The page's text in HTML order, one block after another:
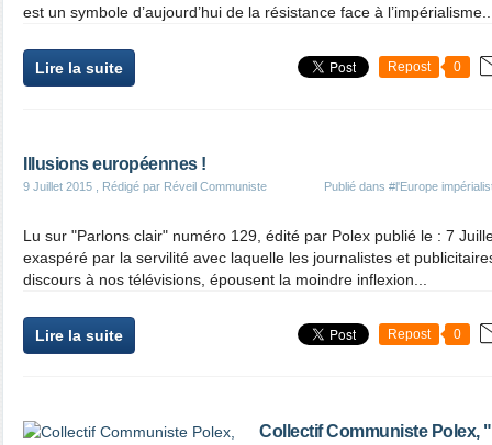
est un symbole d’aujourd’hui de la résistance face à
Lire la suite Repost 0
Illusions européennes !
9 Juillet 2015 , Rédigé par Réveil Communiste Publié dans #l'Europe
Lu sur "Parlons clair" numéro 129, édité par Polex publié le : 7
exaspéré par la servilité avec laquelle les journalistes et
discours à nos télévisions, épousent la moindre inflexion...
Lire la suite Repost 0
Collectif Communiste Polex,